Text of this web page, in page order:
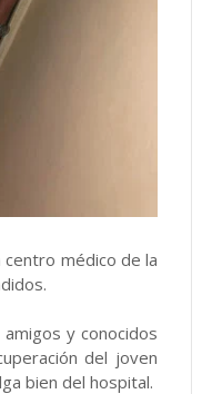
médico de la
y conocidos
del joven
bien del hospital.